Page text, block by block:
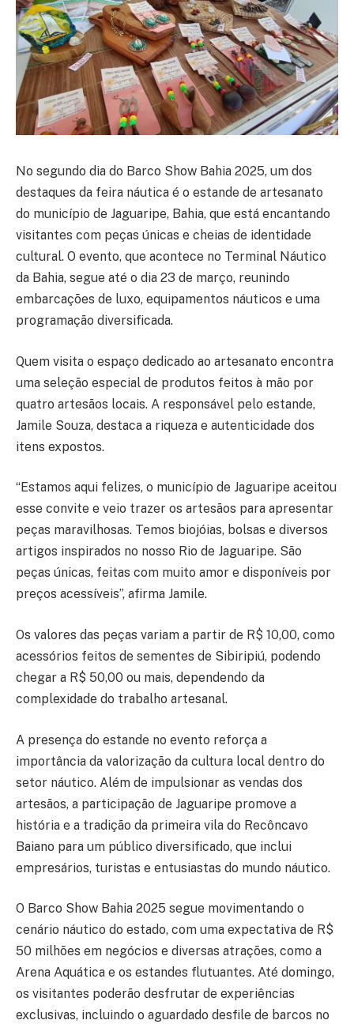
No segundo dia do Barco Show Bahia 2025, um dos
destaques da feira náutica é o estande de artesanato
do município de Jaguaripe, Bahia, que está encantando
visitantes com peças únicas e cheias de identidade
cultural. O evento, que acontece no Terminal Náutico
da Bahia, segue até o dia 23 de março, reunindo
embarcações de luxo, equipamentos náuticos e uma
programação diversificada.
Quem visita o espaço dedicado ao artesanato encontra
uma seleção especial de produtos feitos à mão por
quatro artesãos locais. A responsável pelo estande,
Jamile Souza, destaca a riqueza e autenticidade dos
itens expostos.
“Estamos aqui felizes, o município de Jaguaripe aceitou
esse convite e veio trazer os artesãos para apresentar
peças maravilhosas. Temos biojóias, bolsas e diversos
artigos inspirados no nosso Rio de Jaguaripe. São
peças únicas, feitas com muito amor e disponíveis por
preços acessíveis”, afirma Jamile.
Os valores das peças variam a partir de R$ 10,00, como
acessórios feitos de sementes de Sibiripiú, podendo
chegar a R$ 50,00 ou mais, dependendo da
complexidade do trabalho artesanal.
A presença do estande no evento reforça a
importância da valorização da cultura local dentro do
setor náutico. Além de impulsionar as vendas dos
artesãos, a participação de Jaguaripe promove a
história e a tradição da primeira vila do Recôncavo
Baiano para um público diversificado, que inclui
empresários, turistas e entusiastas do mundo náutico.
O Barco Show Bahia 2025 segue movimentando o
cenário náutico do estado, com uma expectativa de R$
50 milhões em negócios e diversas atrações, como a
Arena Aquática e os estandes flutuantes. Até domingo,
os visitantes poderão desfrutar de experiências
exclusivas, incluindo o aguardado desfile de barcos no